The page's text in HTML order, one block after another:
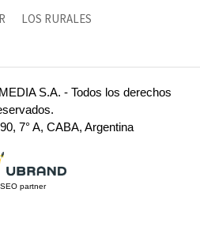
LOS RURALES
S.A. - Todos los derechos
7° A, CABA, Argentina
SEO partner